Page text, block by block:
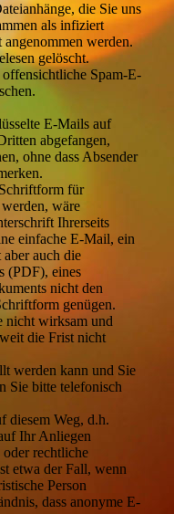
die Sie uns
als infiziert
werden.
gelöscht.
Spam-E-
E-Mails auf
abgefangen,
ohne dass Absender
für
wäre
Ihrerseits
einfache E-Mail, ein
auch die
(PDF), eines
nicht den
genügen.
nicht wirksam und
die Frist nicht
werden kann und Sie
Sie bitte telefonisch
diesem Weg, d.h.
Ihr Anliegen
rechtliche
etwa der Fall, wenn
Person
dass anonyme E-